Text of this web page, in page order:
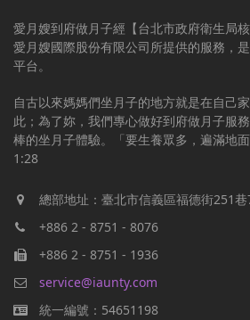
愛月嫂到府做月子經【台北市政府衛生局
愛月嫂國際股份有限公司所提供的服務，
平台。
自古以來媽媽們坐月子的地方就是在自己
此；為了妳，我們專心做好到府做月子服
棒的坐月子體驗。「要生養眾多，遍滿地
1:28
總部地址：臺北市信義區福德街251
+886 2 - 8751 - 8076
+886 2 - 8751 - 1936
service@iaunty.com
統一編號：54651198